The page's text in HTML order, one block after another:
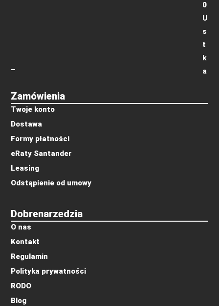
Dobrenarzedzia
O nas
Kontakt
Regulamin
Polityka prywatności
RODO
Blog
Zamówienia
Twoje konto
Dostawa
Formy płatności
eRaty Santander
Leasing
Odstąpienie od umowy
0
U
s
t
k
a